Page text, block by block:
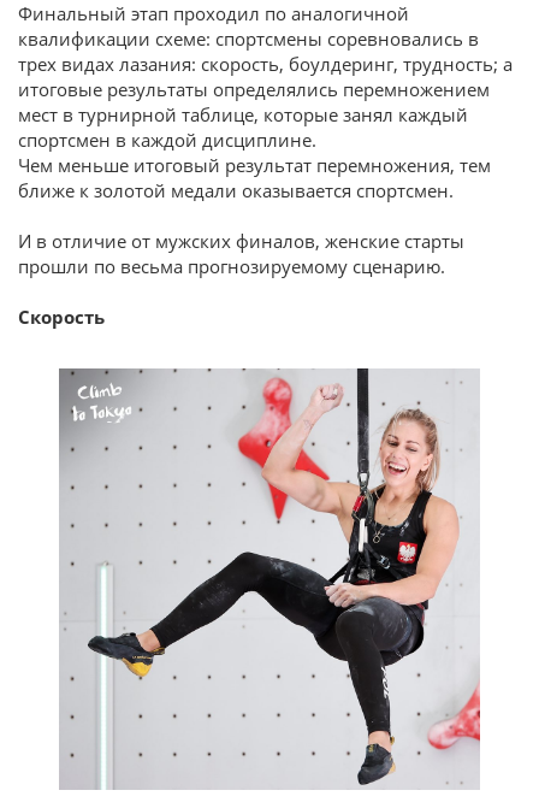
Финальный этап проходил по аналогичной
квалификации схеме: спортсмены соревновались в
трех видах лазания: скорость, боулдеринг, трудность; а
итоговые результаты определялись перемножением
мест в турнирной таблице, которые занял каждый
спортсмен в каждой дисциплине.
Чем меньше итоговый результат перемножения, тем
ближе к золотой медали оказывается спортсмен.
И в отличие от мужских финалов, женские старты
прошли по весьма прогнозируемому сценарию.
Скорость